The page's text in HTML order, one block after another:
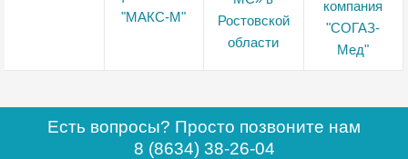
Есть вопросы? Просто позвоните нам
8 (8634) 38-26-04